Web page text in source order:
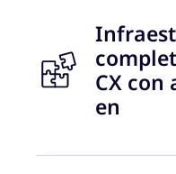
CX con
en